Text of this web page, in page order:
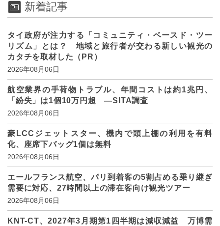
新着記事
タイ政府が注力する「コミュニティ・ベースド・ツー
リズム」とは？ 地域と旅行者が交わる新しい観光の
カタチを取材した（PR）
2026年08月06日
航空業界の手荷物トラブル、年間コストは約1兆円、
「紛失」は1個10万円超 ―SITA調査
2026年08月06日
豪LCCジェットスター、機内で頭上棚の利用を有料
化、座席下バッグ1個は無料
2026年08月06日
エールフランス航空、パリ到着客の5割占める乗り継ぎ
需要に対応、27時間以上の滞在客向け観光ツアー
2026年08月06日
KNT-CT、2027年3月期第1四半期は減収減益 万博需